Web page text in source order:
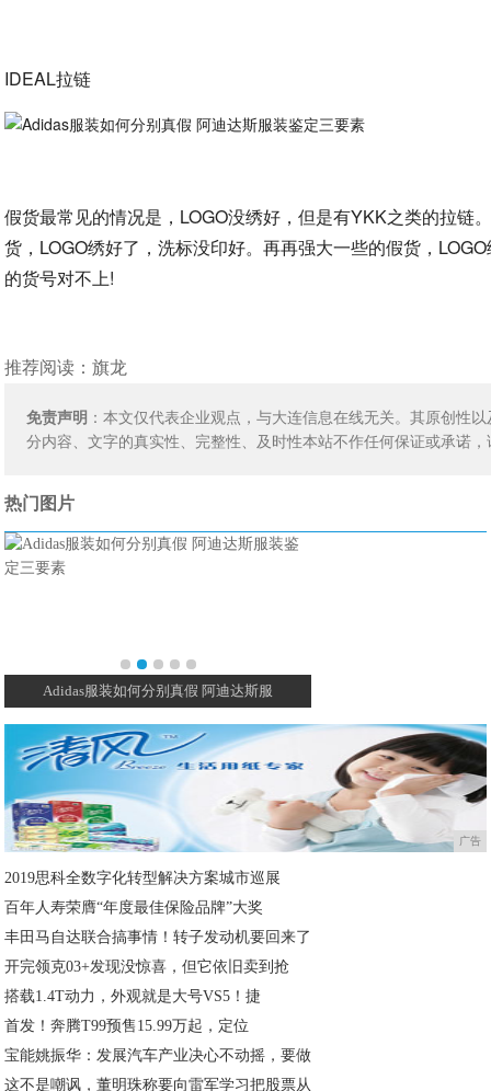
IDEAL拉链
假货最常见的情况是，LOGO没绣好，但是有YKK之类的拉链
货，LOGO绣好了，洗标没印好。再再强大一些的假货，
的货号对不上!
推荐阅读：旗龙
免责声明 ：本文仅代表企业观点，与大连信息在线无关。其原创性
分内容、文字的真实性、完整性、及时性本站不作任何保证或承诺
热门图片
Adidas服装如何分别真假 阿迪达斯服
广告
2019思科全数字化转型解决方案城市巡展
百年人寿荣膺“年度最佳保险品牌”大奖
丰田马自达联合搞事情！转子发动机要回来了
开完领克03+发现没惊喜，但它依旧卖到抢
搭载1.4T动力，外观就是大号VS5！捷
首发！奔腾T99预售15.99万起，定位
宝能姚振华：发展汽车产业决心不动摇，要做
这不是嘲讽，董明珠称要向雷军学习把股票从